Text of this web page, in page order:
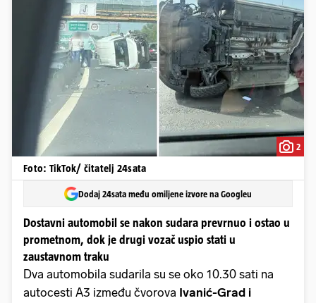
2
Foto: TikTok/ čitatelj 24sata
Dodaj 24sata među omiljene izvore na Googleu
Dostavni automobil se nakon sudara prevrnuo i ostao u
prometnom, dok je drugi vozač uspio stati u
zaustavnom traku
Dva automobila sudarila su se oko 10.30 sati na
autocesti A3 između čvorova Ivanić-Grad i